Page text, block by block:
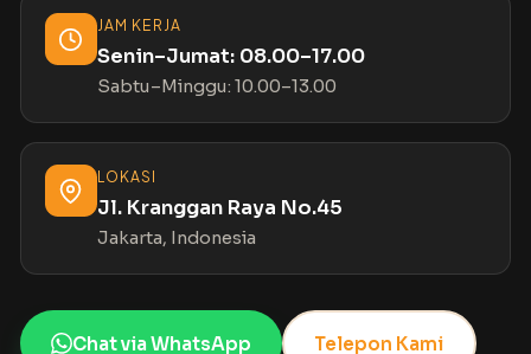
JAM KERJA
Senin–Jumat: 08.00–17.00
Sabtu–Minggu: 10.00–13.00
LOKASI
Jl. Kranggan Raya No.45
Jakarta, Indonesia
Chat via WhatsApp Telepon Kami